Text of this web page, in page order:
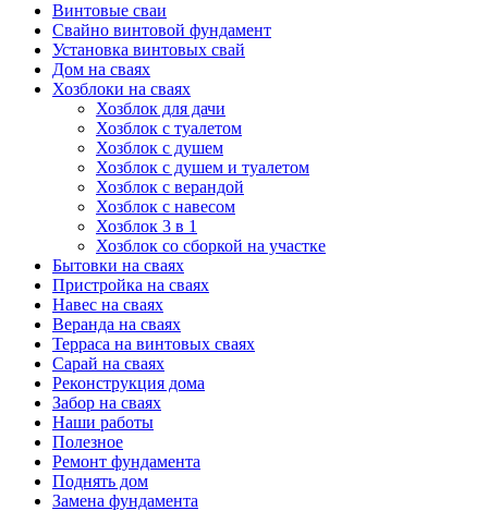
Винтовые сваи
Свайно винтовой фундамент
Установка винтовых свай
Дом на сваях
Хозблоки на сваях
Хозблок для дачи
Хозблок с туалетом
Хозблок с душем
Хозблок с душем и туалетом
Хозблок с верандой
Хозблок с навесом
Хозблок 3 в 1
Хозблок со сборкой на участке
Бытовки на сваях
Пристройка на сваях
Навес на сваях
Веранда на сваях
Терраса на винтовых сваях
Cарай на сваях
Реконструкция дома
Забор на сваях
Наши работы
Полезное
Ремонт фундамента
Поднять дом
Замена фундамента